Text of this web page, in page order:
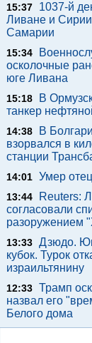
15:37
1037-й
Ливане и
Самарии
15:34
осколочные
юге Ливана
15:18
В
танкер
14:38
В
взорвался в
станции
14:01 Умер
13:44
Reuters:
согласовали
разоружением
13:33 Дзюдо.
кубок. Турок
израильтянину
12:33 Трамп
назвал его
Белого дома